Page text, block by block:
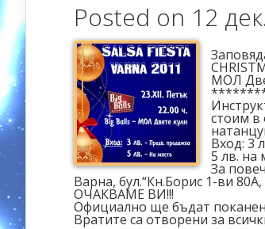
Posted on 12
МОЛ
стоим в
Вход: 3
5 лв. на
За
Варна, бул.“Кн.Борис 1-ви
ОЧАКВАМЕ ВИ!!!
Официално ще бъдат
Вратите са отворени за